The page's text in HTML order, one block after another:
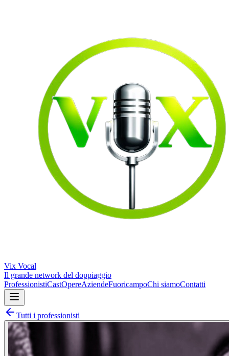
Vix Vocal
Il grande network del doppiaggio
ProfessionistiCastOpereAziendeFuoricampoChi siamoContatti
Tutti i professionisti